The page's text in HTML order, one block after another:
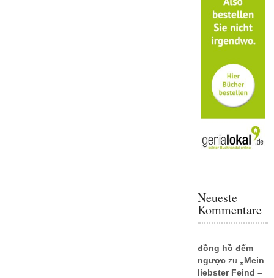
Neueste
Kommentare
đồng hồ đếm
ngượczu „Mein
liebster Feind –